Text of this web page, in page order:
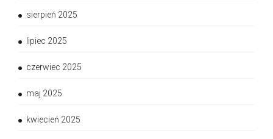
sierpień 2025
lipiec 2025
czerwiec 2025
maj 2025
kwiecień 2025